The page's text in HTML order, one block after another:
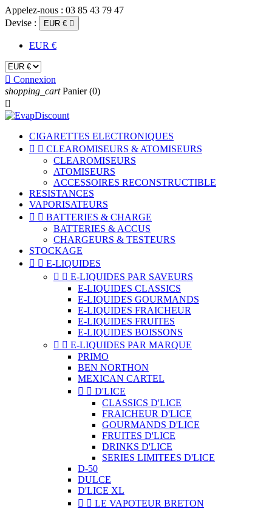
Appelez-nous : 03 85 43 79 47
Devise :
EUR € 
EUR €
 Connexion
shopping_cart Panier (0)

CIGARETTES ELECTRONIQUES
  CLEAROMISEURS & ATOMISEURS
CLEAROMISEURS
ATOMISEURS
ACCESSOIRES RECONSTRUCTIBLE
RESISTANCES
VAPORISATEURS
  BATTERIES & CHARGE
BATTERIES & ACCUS
CHARGEURS & TESTEURS
STOCKAGE
  E-LIQUIDES
  E-LIQUIDES PAR SAVEURS
E-LIQUIDES CLASSICS
E-LIQUIDES GOURMANDS
E-LIQUIDES FRAICHEUR
E-LIQUIDES FRUITES
E-LIQUIDES BOISSONS
  E-LIQUIDES PAR MARQUE
PRIMO
BEN NORTHON
MEXICAN CARTEL
  D'LICE
CLASSICS D'LICE
FRAICHEUR D'LICE
GOURMANDS D'LICE
FRUITES D'LICE
DRINKS D'LICE
SERIES LIMITEES D'LICE
D-50
DULCE
D'LICE XL
  LE VAPOTEUR BRETON